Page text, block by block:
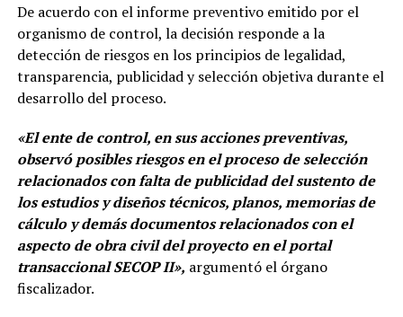
De acuerdo con el informe preventivo emitido por el
organismo de control, la decisión responde a la
detección de riesgos en los principios de legalidad,
transparencia, publicidad y selección objetiva durante el
desarrollo del proceso.
«El ente de control, en sus acciones preventivas,
observó posibles riesgos en el proceso de selección
relacionados con falta de publicidad del sustento de
los estudios y diseños técnicos, planos, memorias de
cálculo y demás documentos relacionados con el
aspecto de obra civil del proyecto en el portal
transaccional SECOP II», argumentó el órgano
fiscalizador.